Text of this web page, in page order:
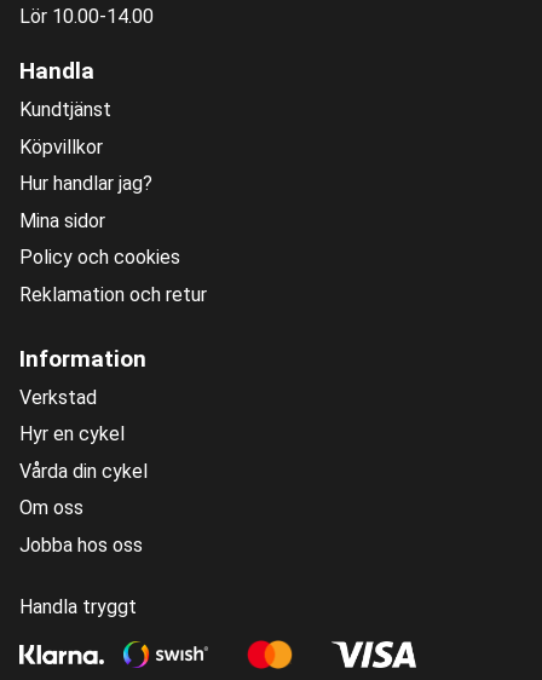
Lör 10.00-14.00
Handla
Kundtjänst
Köpvillkor
Hur handlar jag?
Mina sidor
Policy och cookies
Reklamation och retur
Information
Verkstad
Hyr en cykel
Vårda din cykel
Om oss
Jobba hos oss
Handla tryggt